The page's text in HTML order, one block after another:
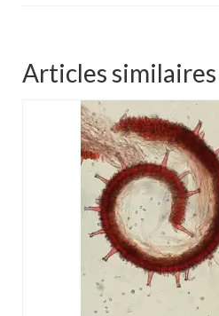
Articles similaires